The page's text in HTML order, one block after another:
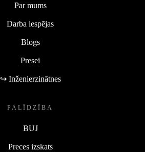
Par mums
Darba iespējas
Blogs
Presei
↪ Inženierzinātnes
PALĪDZĪBA
BUJ
Preces izskats